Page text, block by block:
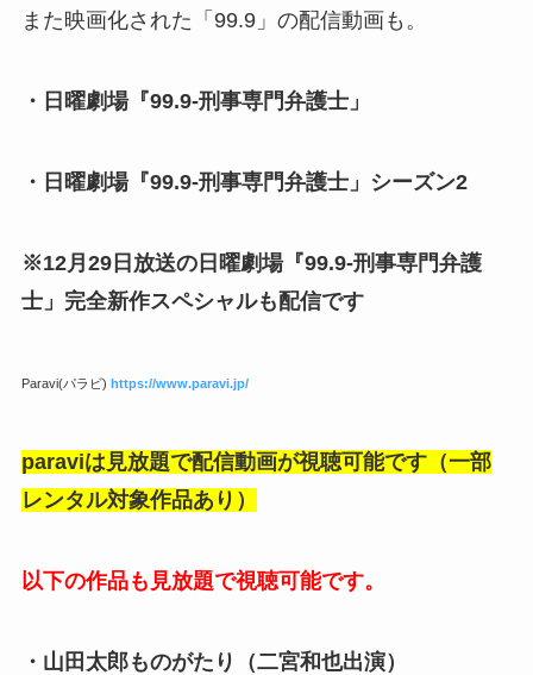
また映画化された「99.9」の配信動画も。
・日曜劇場『99.9-刑事専門弁護士」
・日曜劇場『99.9-刑事専門弁護士」シーズン2
※12月29日放送の日曜劇場『99.9-刑事専門弁護
士」完全新作スペシャルも配信です
Paravi(パラビ) https://www.paravi.jp/
paraviは見放題で配信動画が視聴可能です（一部
レンタル対象作品あり）
以下の作品も見放題で視聴可能です。
・山田太郎ものがたり（二宮和也出演）